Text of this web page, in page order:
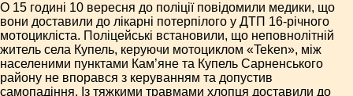
О 15 годині 10 вересня до поліції повідомили медики, що
вони доставили до лікарні потерпілого у ДТП 16-річного
мотоцикліста. Поліцейські встановили, що неповнолітній
житель села Купель, керуючи мотоциклом «Teken», між
населеними пунктами Кам’яне та Купель Сарненського
району не впорався з керуванням та допустив
самопадіння. Із тяжкими травмами хлопця доставили до